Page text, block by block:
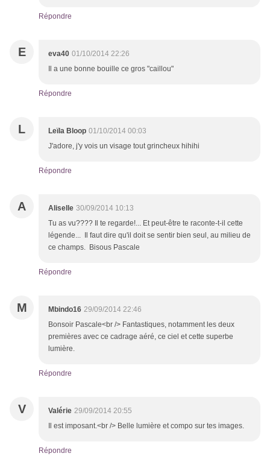
Répondre
E eva40 01/10/2014 22:26
Il a une bonne bouille ce gros "caillou"
Répondre
L Leïla Bloop 01/10/2014 00:03
J'adore, j'y vois un visage tout grincheux hihihi
Répondre
A Aliselle 30/09/2014 10:13
Tu as vu???? Il te regarde!... Et peut-être te raconte-t-il cette
légende... Il faut dire qu'il doit se sentir bien seul, au milieu de
ce champs. Bisous Pascale
Répondre
M Mbindo16 29/09/2014 22:46
Bonsoir Pascale<br /> Fantastiques, notamment les deux
premières avec ce cadrage aéré, ce ciel et cette superbe
lumière.
Répondre
V Valérie 29/09/2014 20:55
Il est imposant.<br /> Belle lumière et compo sur tes images.
Répondre